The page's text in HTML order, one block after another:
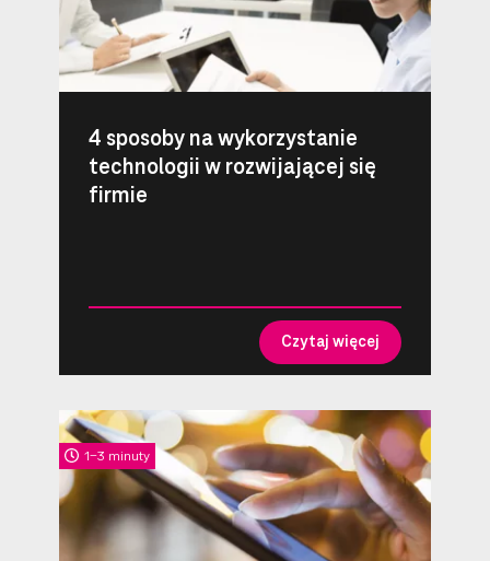
4 sposoby na wykorzystanie
technologii w rozwijającej się
firmie
Czytaj więcej
1-3 minuty